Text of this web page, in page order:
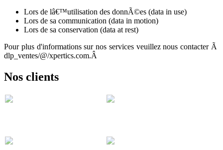
Lors de lâ€™utilisation des donnÃ©es (data in use)
Lors de sa communication (data in motion)
Lors de sa conservation (data at rest)
Pour plus d'informations sur nos services veuillez nous contacter Ã
dlp_ventes/@/xpertics.com.Â
Nos clients